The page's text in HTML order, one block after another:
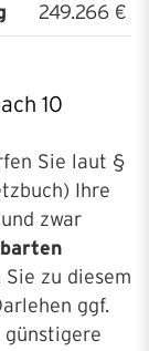
249.266 €
10
Sie laut §
Ihre
zwar
zu diesem
ggf.
günstigere